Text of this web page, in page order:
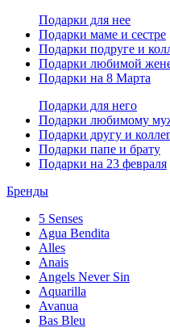
Подарки для нее
Подарки маме и сестре
Подарки подруге и
Подарки любимой
Подарки на 8 Марта
Подарки для него
Подарки любимому
Подарки другу и
Подарки папе и брату
Подарки на 23 февраля
Бренды
5 Senses
Agua Bendita
Alles
Anais
Angels Never Sin
Aquarilla
Avanua
Bas Bleu